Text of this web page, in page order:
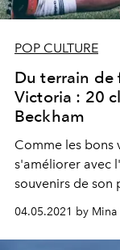
POP CULTURE
Du terrain de
Victoria : 20
Beckham
Comme les bons
s'améliorer avec
souvenirs de son
04.05.2021 by Mina